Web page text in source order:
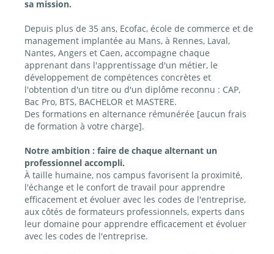
sa mission.
Depuis plus de 35 ans, Ecofac, école de commerce et de
management implantée au Mans, à Rennes, Laval,
Nantes, Angers et Caen, accompagne chaque
apprenant dans l'apprentissage d'un métier, le
développement de compétences concrètes et
l'obtention d'un titre ou d'un diplôme reconnu : CAP,
Bac Pro, BTS, BACHELOR et MASTERE.
Des formations en alternance rémunérée [aucun frais
de formation à votre charge].
Notre ambition : faire de chaque alternant un
professionnel accompli.
À taille humaine, nos campus favorisent la proximité,
l'échange et le confort de travail pour apprendre
efficacement et évoluer avec les codes de l'entreprise,
aux côtés de formateurs professionnels, experts dans
leur domaine pour apprendre efficacement et évoluer
avec les codes de l'entreprise.